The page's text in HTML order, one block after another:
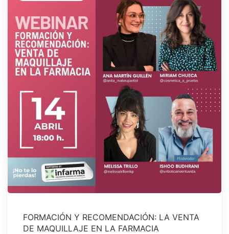
FORMACIÓN Y RECOMENDACIÓN: LA VENTA
DE MAQUILLAJE EN LA FARMACIA